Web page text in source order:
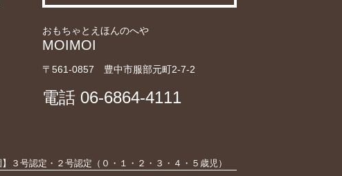
おもちゃとえほんのへや
MOIMOI
〒561-0857 豊中市服部元町2-7-2
電話 06-6864-4111
３号認定・２号認定（０・１・２・３・４・５歳児）